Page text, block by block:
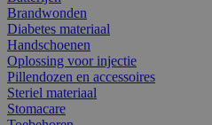
Brandwonden
Diabetes materiaal
Handschoenen
Oplossing voor injectie
Pillendozen en accessoires
Steriel materiaal
Stomacare